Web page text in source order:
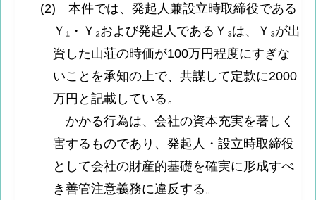
(2) 本件では、発起人兼設立時取締役である
Ｙ₁・Ｙ₂および発起人であるＹ₃は、Ｙ₃が出
資した山荘の時価が100万円程度にすぎな
いことを承知の上で、共謀して定款に2000
万円と記載している。
かかる行為は、会社の資本充実を著しく
害するものであり、発起人・設立時取締役
として会社の財産的基礎を確実に形成すべ
き善管注意義務に違反する。